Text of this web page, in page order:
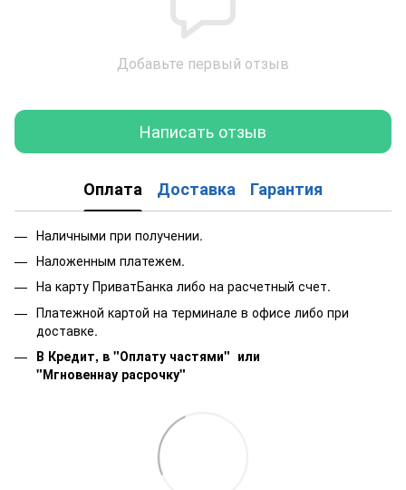
Добавьте первый отзыв
Написать отзыв
Оплата Доставка Гарантия
Наличными при получении.
Наложенным платежем.
На карту ПриватБанка либо на расчетный счет.
Платежной картой на терминале в офисе либо при
доставке.
В Кредит, в "Оплату частями" или
"Мгновеннау расрочку"